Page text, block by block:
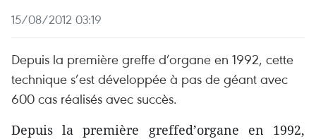
15/08/2012 03:19
Depuis la première greffe d’organe en 1992, cette
technique s’est développée à pas de géant avec
600 cas réalisés avec succès.
Depuis la première greffed’organe en 1992,